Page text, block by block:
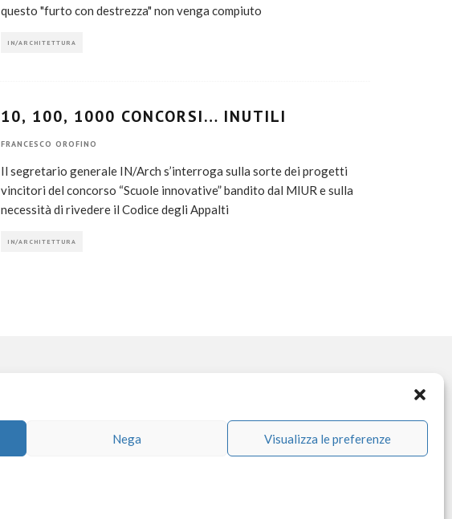
Nega Visualizza le preferenze
questo "furto con destrezza" non venga compiuto
IN/ARCHITETTURA
10, 100, 1000 CONCORSI… INUTILI
FRANCESCO OROFINO
Il segretario generale IN/Arch s’interroga sulla sorte dei progetti
vincitori del concorso “Scuole innovative” bandito dal MIUR e sulla
necessità di rivedere il Codice degli Appalti
IN/ARCHITETTURA